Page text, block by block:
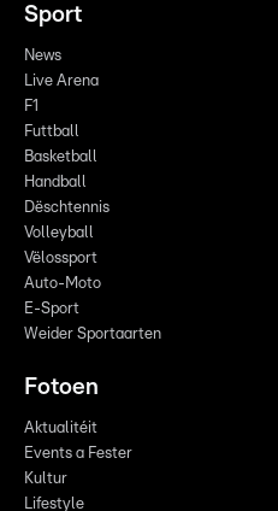
Sport
News
Live Arena
F1
Futtball
Basketball
Handball
Dëschtennis
Volleyball
Vëlossport
Auto-Moto
E-Sport
Weider Sportaarten
Fotoen
Aktualitéit
Events a Fester
Kultur
Lifestyle